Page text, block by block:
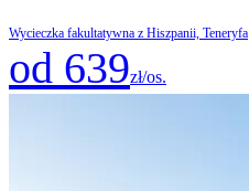
Wycieczka fakultatywna z Hiszpanii, Teneryfa
od 639zł/os.